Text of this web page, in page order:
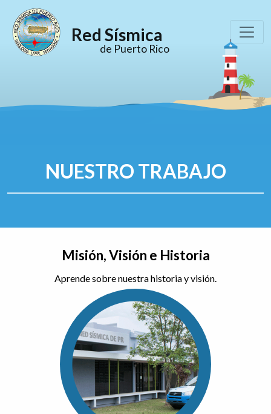
Red Sísmica
de Puerto Rico
NUESTRO TRABAJO
Misión, Visión e Historia
Aprende sobre nuestra historia y visión.